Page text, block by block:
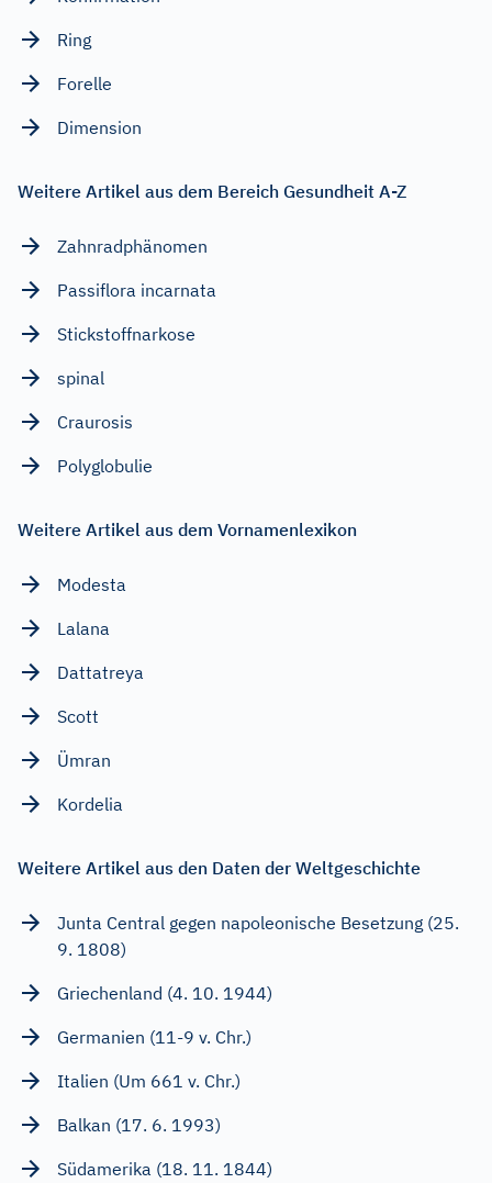
Ring
Forelle
Dimension
Weitere Artikel aus dem Bereich Gesundheit A-Z
Zahnradphänomen
Passiflora incarnata
Stickstoffnarkose
spinal
Craurosis
Polyglobulie
Weitere Artikel aus dem Vornamenlexikon
Modesta
Lalana
Dattatreya
Scott
Ümran
Kordelia
Weitere Artikel aus den Daten der Weltgeschichte
Junta Central gegen napoleonische Besetzung (25.
9. 1808)
Griechenland (4. 10. 1944)
Germanien (11-9 v. Chr.)
Italien (Um 661 v. Chr.)
Balkan (17. 6. 1993)
Südamerika (18. 11. 1844)